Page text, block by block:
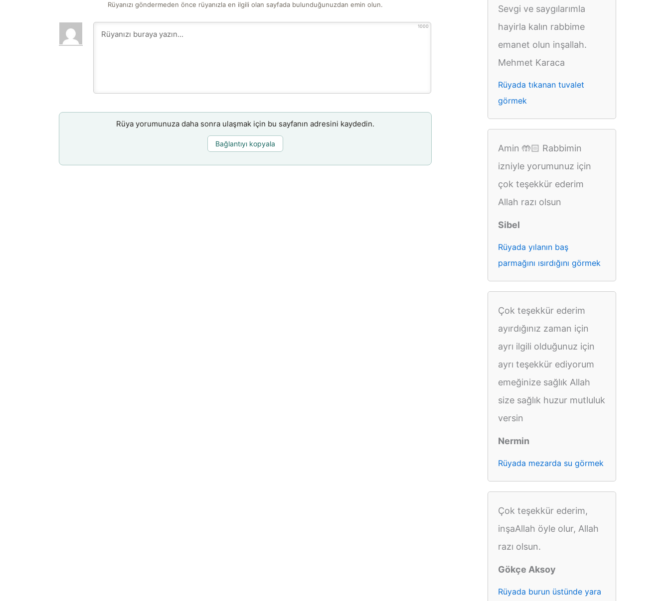
Rüyanızı göndermeden önce rüyanızla en ilgili olan sayfada bulunduğunuzdan emin olun.
1000
Rüya yorumunuza daha sonra ulaşmak için bu sayfanın adresini kaydedin.
Bağlantıyı kopyala
Sevgi ve saygılarımla
hayirla kalın rabbime
emanet olun inşallah.
Mehmet Karaca
Rüyada tıkanan tuvalet
görmek
Amin 🤲🏻 Rabbimin
izniyle yorumunuz için
çok teşekkür ederim
Allah razı olsun
Sibel
Rüyada yılanın baş
parmağını ısırdığını görmek
Çok teşekkür ederim
ayırdığınız zaman için
ayrı ilgili olduğunuz için
ayrı teşekkür ediyorum
emeğinize sağlık Allah
size sağlık huzur mutluluk
versin
Nermin
Rüyada mezarda su görmek
Çok teşekkür ederim,
inşaAllah öyle olur, Allah
razı olsun.
Gökçe Aksoy
Rüyada burun üstünde yara